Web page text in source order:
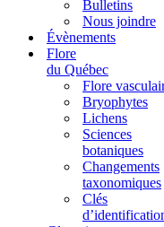
Bulletins
Nous joindre
Évènements
Flore
du Québec
Flore
Bryophytes
Lichens
Sciences
botaniques
Changements
taxonomiques
Clés